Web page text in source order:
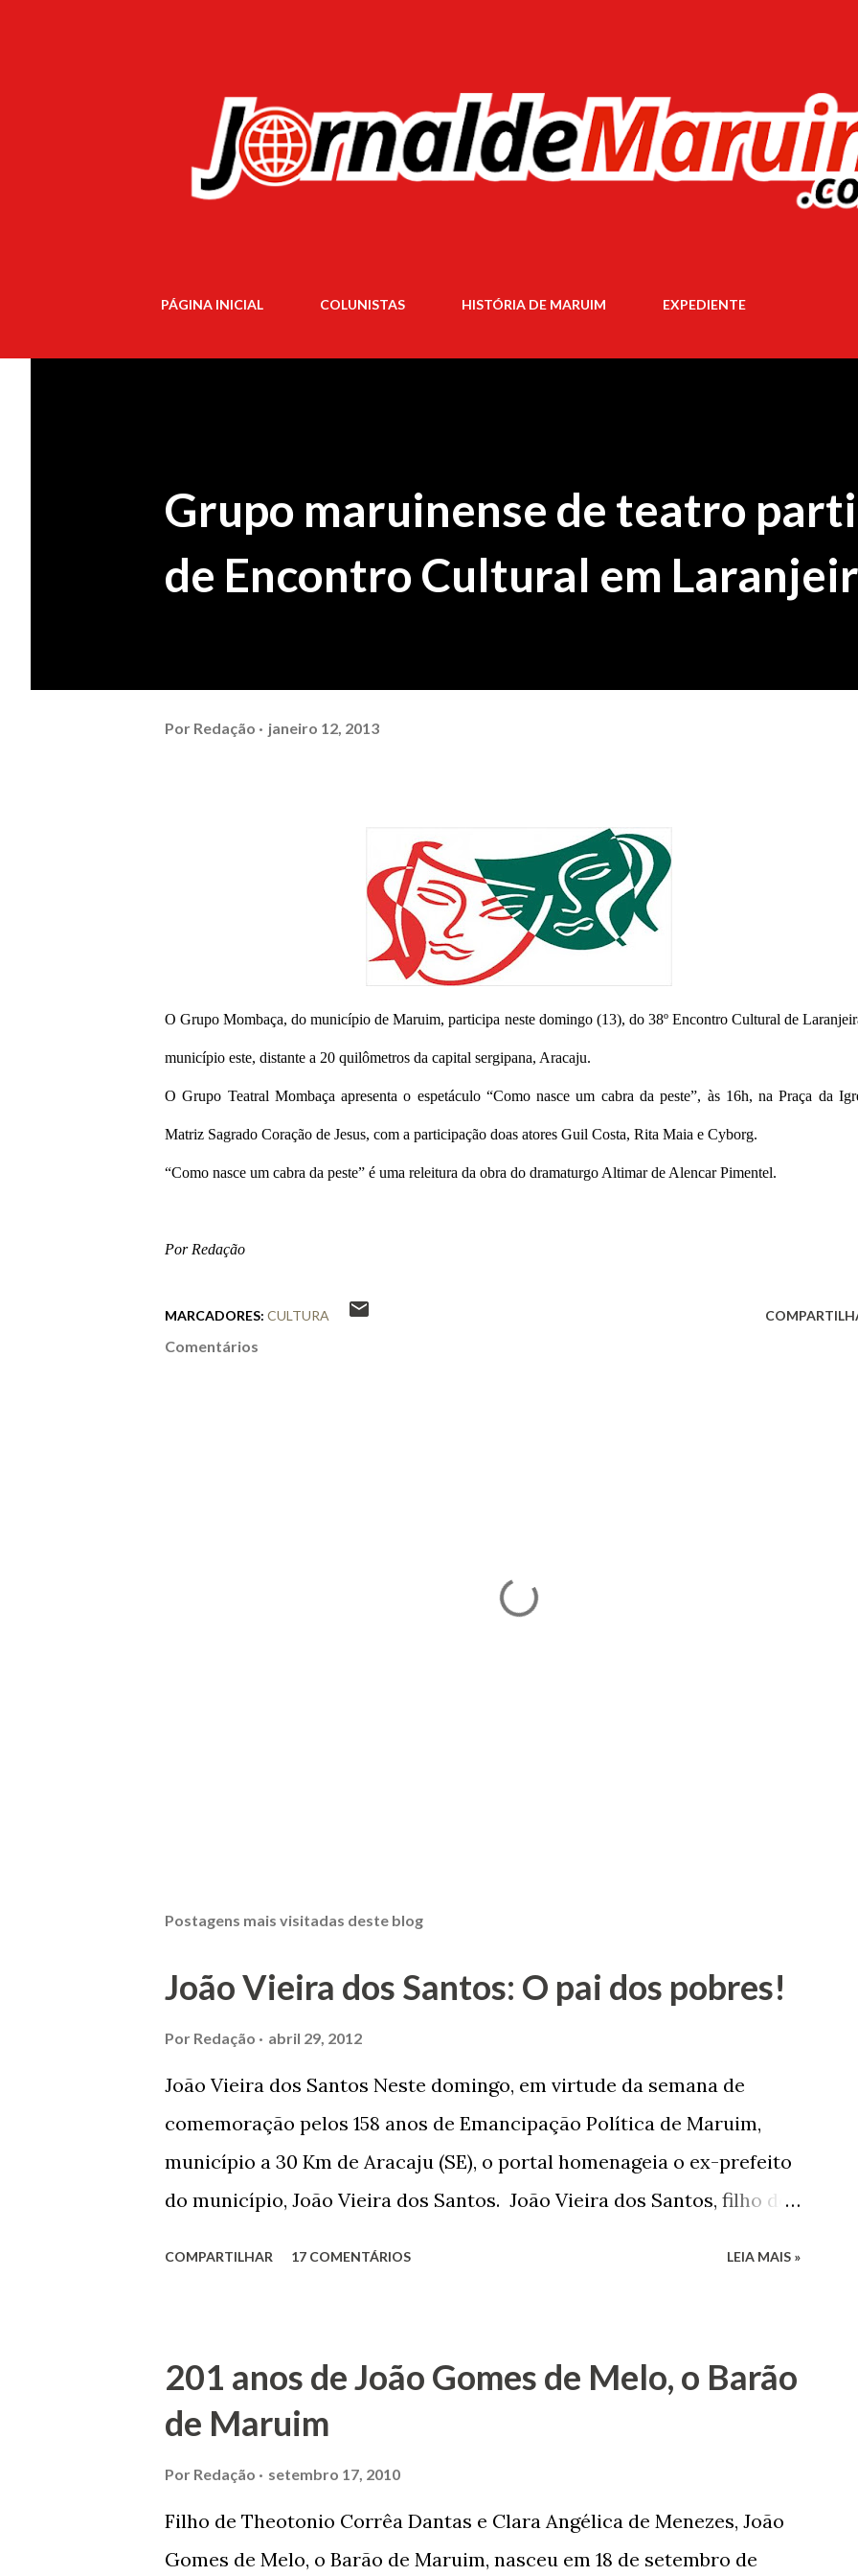
PÁGINA INICIAL COLUNISTAS HISTÓRIA DE MARUIM EXPEDIENTE
Grupo maruinense de teatro
de Encontro Cultural em
Por Redação janeiro 12, 2013
O Grupo Mombaça, do município de Maruim, participa neste domingo (13), do 38º Encontro Cultural de
município este, distante a 20 quilômetros da capital sergipana, Aracaju.
O Grupo Teatral Mombaça apresenta o espetáculo “Como nasce um cabra da peste”, às 16h, na Praça da
Matriz Sagrado Coração de Jesus, com a participação doas atores Guil Costa, Rita Maia e Cyborg.
“Como nasce um cabra da peste” é uma releitura da obra do dramaturgo Altimar de Alencar Pimentel.
Por Redação
MARCADORES: CULTURA
Comentários
Postagens mais visitadas deste blog
João Vieira dos Santos: O pai dos pobres!
Por Redação abril 29, 2012
João Vieira dos Santos Neste domingo, em virtude da semana de
comemoração pelos 158 anos de Emancipação Política de Maruim,
município a 30 Km de Aracaju (SE), o portal homenageia o ex-prefeito
do município, João Vieira dos Santos. João Vieira dos Santos, filho de
se dedicar aos estudos, e então passou a colocar o trabalho em
primeiro plano para auxiliar na renda familiar. No comércio foi
garçon, dono de bar, de armarinho e depois de uma panificação. “Ao
COMPARTILHAR 17 COMENTÁRIOS LEIA MAIS »
201 anos de João Gomes de Melo, o Barão
de Maruim
Por Redação setembro 17, 2010
Filho de Theotonio Corrêa Dantas e Clara Angélica de Menezes, João
Gomes de Melo, o Barão de Maruim, nasceu em 18 de setembro de